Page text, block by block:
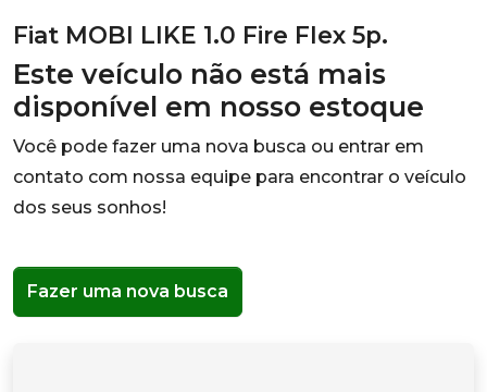
Fiat MOBI LIKE 1.0 Fire Flex 5p.
Este veículo não está mais
disponível em nosso estoque
Você pode fazer uma nova busca ou entrar em
contato com nossa equipe para encontrar o veículo
dos seus sonhos!
Fazer uma nova busca